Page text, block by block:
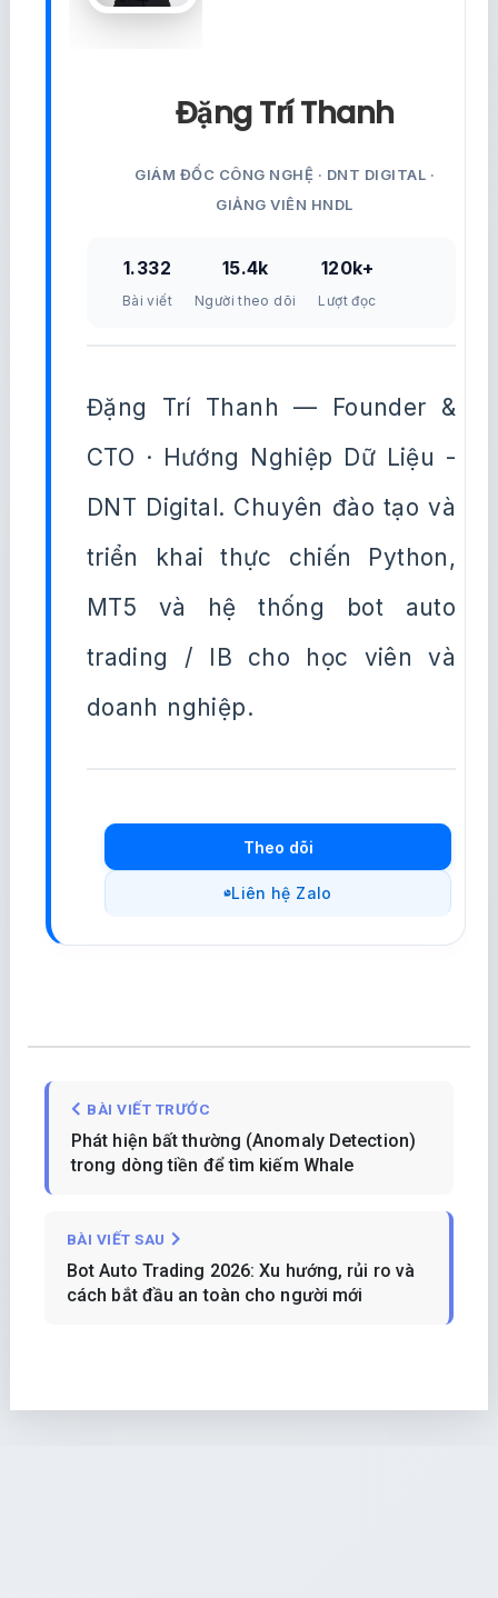
Đặng Trí Thanh
GIÁM ĐỐC CÔNG NGHỆ · DNT DIGITAL ·
GIẢNG VIÊN HNDL
1.332
Bài viết
15.4k
Người theo dõi
120k+
Lượt đọc
Đặng Trí Thanh — Founder &
CTO · Hướng Nghiệp Dữ Liệu -
DNT Digital. Chuyên đào tạo và
triển khai thực chiến Python,
MT5 và hệ thống bot auto
trading / IB cho học viên và
doanh nghiệp.
Theo dõi
Liên hệ Zalo
BÀI VIẾT TRƯỚC
Phát hiện bất thường (Anomaly Detection)
trong dòng tiền để tìm kiếm Whale
BÀI VIẾT SAU
Bot Auto Trading 2026: Xu hướng, rủi ro và
cách bắt đầu an toàn cho người mới